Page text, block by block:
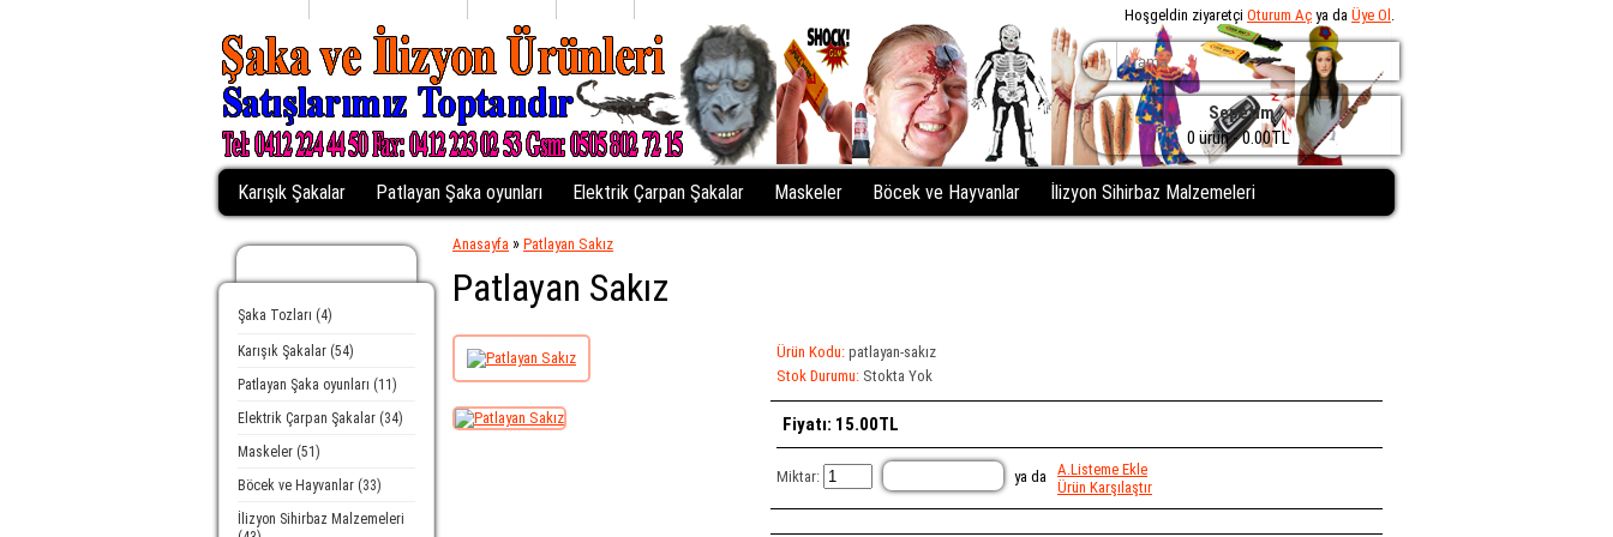
Sepetim
0 ürün - 0.00TL
Hoşgeldin ziyaretçi Oturum Aç ya da Üye Ol .
Karışık Şakalar Patlayan Şaka oyunları Elektrik Çarpan Şakalar Maskeler Böcek ve Hayvanlar İlizyon Sihirbaz Malzemeleri
Şaka Tozları (4)
Karışık Şakalar (54)
Patlayan Şaka oyunları (11)
Elektrik Çarpan Şakalar (34)
Maskeler (51)
Böcek ve Hayvanlar (33)
İlizyon Sihirbaz Malzemeleri
Anasayfa » Patlayan Sakız
Patlayan Sakız
Ürün Kodu: patlayan-sakız
Stok Durumu: Stokta Yok
Fiyatı: 15.00TL
Miktar: ya da
A.Listeme Ekle
Ürün Karşılaştır